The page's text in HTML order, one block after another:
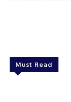
Must Read